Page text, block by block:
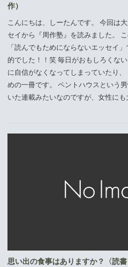
作）
こんにちは、しーたんです。 今回は
セイから『周作塾』を読みました。
「読んでもためにならないエッセイ
的でした！！笑 毎日がおもしろくな
に自信がなくなってしまっていたり
めの一冊です。 ペントハウスという
いた連載みたいなのですが、女性に
思い出の食事はありますか？〈読書